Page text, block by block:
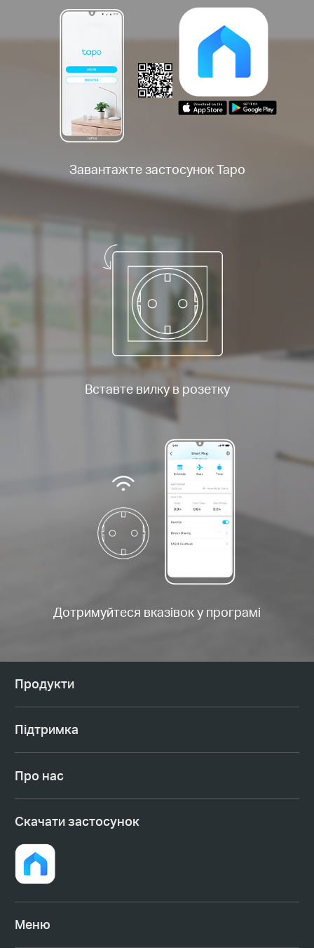
Завантажте застосунок Tapo
Вставте вилку в розетку
Дотримуйтеся вказівок у програмі
Продукти
Підтримка
Про нас
Cкачати застосунок
Меню